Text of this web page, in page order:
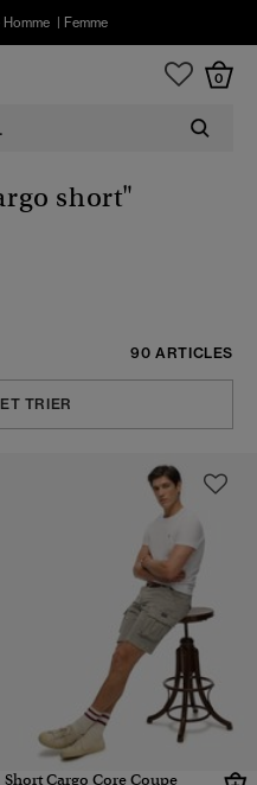
Homme Femme
0
short"
90 ARTICLES
TRIER
Short Cargo Core Coupe